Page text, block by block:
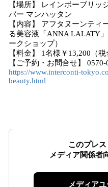
【場所】 レインボーブリ
バー マンハッタン
【内容】 アフタヌーンティ
る美容液「ANNA LALATY
ークショップ）
【料金】 1名様￥13,200（
【ご予約・お問合せ】
https://www.interconti-
beauty.html
このプレス
メディア関係者
メディア